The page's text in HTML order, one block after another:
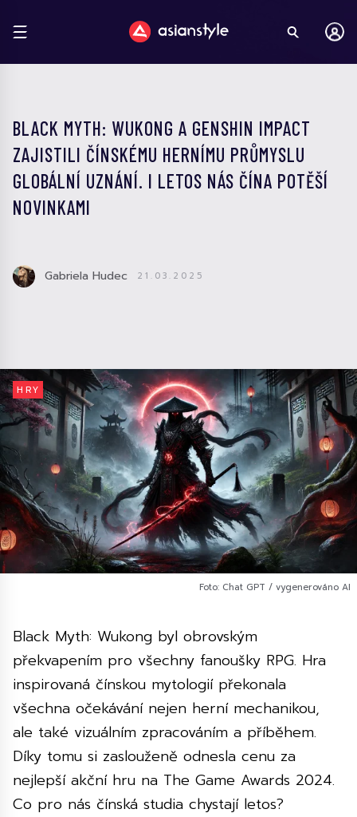
BLACK MYTH: WUKONG A GENSHIN IMPACT
ZAJISTILI ČÍNSKÉMU HERNÍMU PRŮMYSLU
GLOBÁLNÍ UZNÁNÍ. I LETOS NÁS ČÍNA POTĚŠÍ
NOVINKAMI
Gabriela Hudec 21.03.2025
HRY
Foto: Chat GPT / vygenerováno AI
Black Myth: Wukong byl obrovským
překvapením pro všechny fanoušky RPG. Hra
inspirovaná čínskou mytologií překonala
všechna očekávání nejen herní mechanikou,
ale také vizuálním zpracováním a příběhem.
Díky tomu si zaslouženě odnesla cenu za
nejlepší akční hru na The Game Awards 2024.
Co pro nás čínská studia chystají letos?